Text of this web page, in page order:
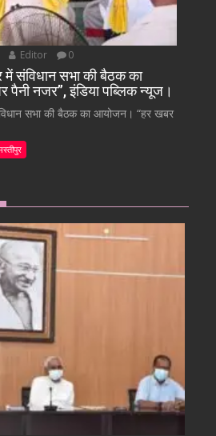
Editor 0
संविधान सभा की बैठक का
नजर”, इंडिया पब्लिक न्यूज।
सभा की बैठक का आयोजन। “हर खबर